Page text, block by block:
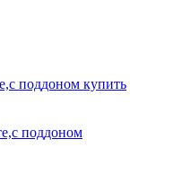
поддоном